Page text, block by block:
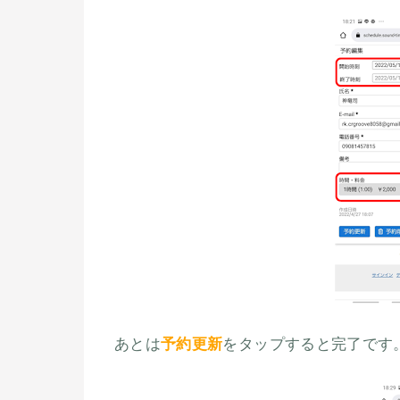
あとは予約更新をタップすると完了です